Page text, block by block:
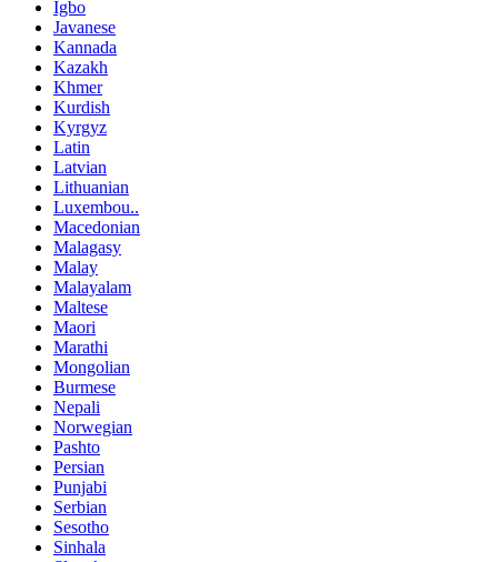
Igbo
Javanese
Kannada
Kazakh
Khmer
Kurdish
Kyrgyz
Latin
Latvian
Lithuanian
Luxembou..
Macedonian
Malagasy
Malay
Malayalam
Maltese
Maori
Marathi
Mongolian
Burmese
Nepali
Norwegian
Pashto
Persian
Punjabi
Serbian
Sesotho
Sinhala